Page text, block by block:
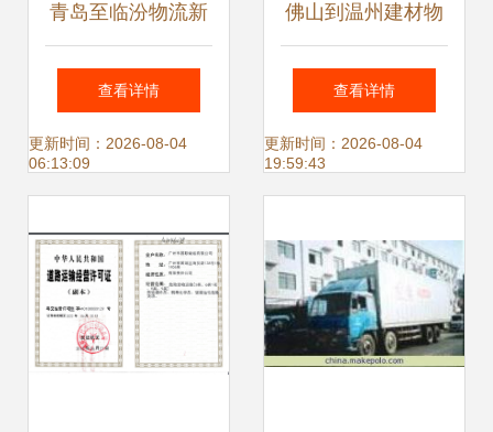
青岛至临汾物流新
标杆 国内货物运输
代理优选指南
查看详情
更新时间：2026-08-04
06:13:09
佛山到温州建材物
流运输价格与海运
费全面解析 国内海
查看详情
更新时间：2026-08-04
19:59:43